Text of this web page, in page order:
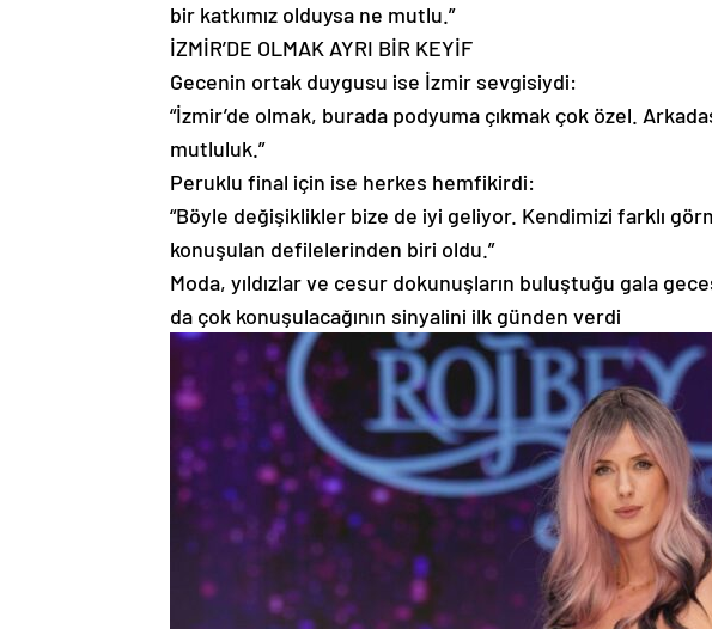
bir katkımız olduysa ne mutlu.”
İZMİR’DE OLMAK AYRI BİR KEYİF
Gecenin ortak duygusu ise İzmir sevgisiydi:
“İzmir’de olmak, burada podyuma çıkmak çok özel.
mutluluk.”
Peruklu final için ise herkes hemfikirdi:
“Böyle değişiklikler bize de iyi geliyor. Kendimizi farklı
konuşulan defilelerinden biri oldu.”
Moda, yıldızlar ve cesur dokunuşların buluştuğu gala
da çok konuşulacağının sinyalini ilk günden verdi